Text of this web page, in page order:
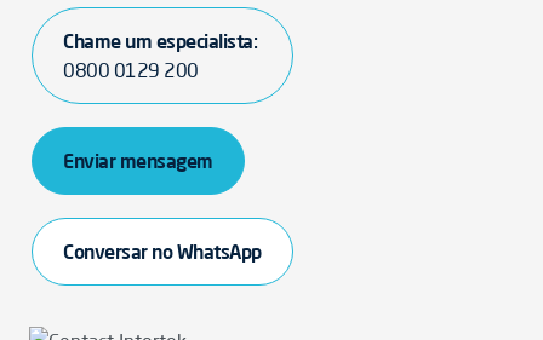
Chame um especialista:
0800 0129 200
Enviar mensagem
Conversar no WhatsApp